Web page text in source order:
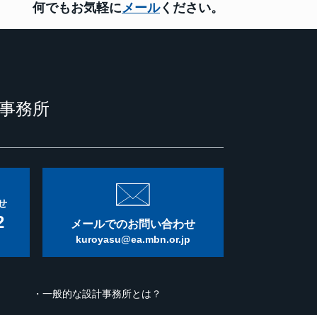
何でもお気軽にメールください。
務所
メールでのお問い合わせ
kuroyasu@ea.mbn.or.jp
一般的な設計事務所とは？